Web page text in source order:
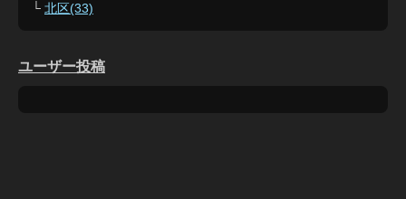
└ 北区(33)
ユーザー投稿